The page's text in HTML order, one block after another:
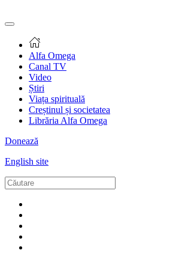
Alfa Omega
Canal TV
Video
Știri
Viața spirituală
Creștinul și societatea
Librăria Alfa Omega
Donează
English site